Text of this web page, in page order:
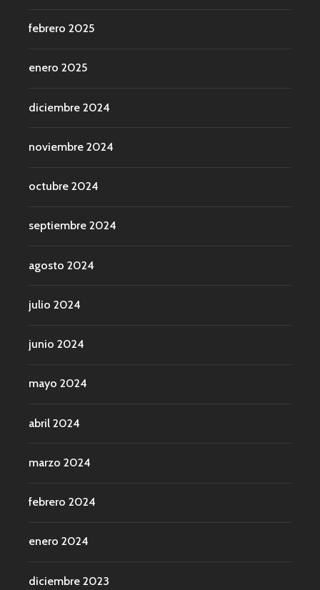
febrero 2025
enero 2025
diciembre 2024
noviembre 2024
octubre 2024
septiembre 2024
agosto 2024
julio 2024
junio 2024
mayo 2024
abril 2024
marzo 2024
febrero 2024
enero 2024
diciembre 2023